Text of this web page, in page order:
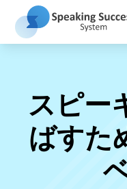
スピー
ばすた